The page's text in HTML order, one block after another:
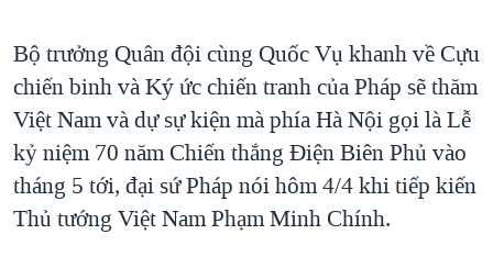
CÁC GIÁ TRỊ CỘNG HÒA Ở VIỆT NAM
THƯỢNG ĐỈNH TRUMP-KIM TẠI VIỆT NAM
TRỊNH VĨNH BÌNH VS. CHÍNH PHỦ VIỆT NAM
NGƯ DÂN VIỆT VÀ LÀN SÓNG TRỘM HẢI SÂM
BÊN KIA QUỐC LỘ: TIẾNG VỌNG TỪ NÔNG THÔN MỸ
Bộ trưởng Quân đội cùng Quốc Vụ khanh về Cựu
chiến binh và Ký ức chiến tranh của Pháp sẽ thăm
Việt Nam và dự sự kiện mà phía Hà Nội gọi là Lễ
kỷ niệm 70 năm Chiến thắng Điện Biên Phủ vào
tháng 5 tới, đại sứ Pháp nói hôm 4/4 khi tiếp kiến
Thủ tướng Việt Nam Phạm Minh Chính.